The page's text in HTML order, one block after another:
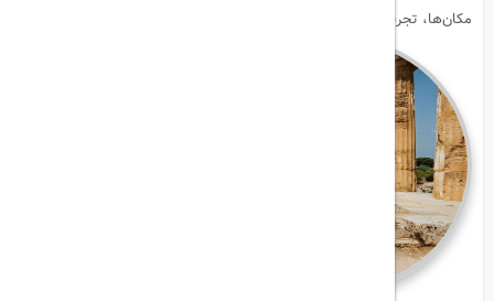
مکان‌ها، تجربه سفر را جذاب‌تر و ملموس‌تر می‌کند.